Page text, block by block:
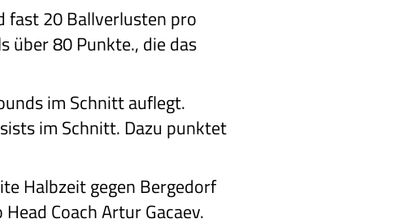
fast 20 Ballverlusten pro
über 80 Punkte., die das
im Schnitt auflegt.
im Schnitt. Dazu punktet
Halbzeit gegen Bergedorf
Coach Artur Gacaev.